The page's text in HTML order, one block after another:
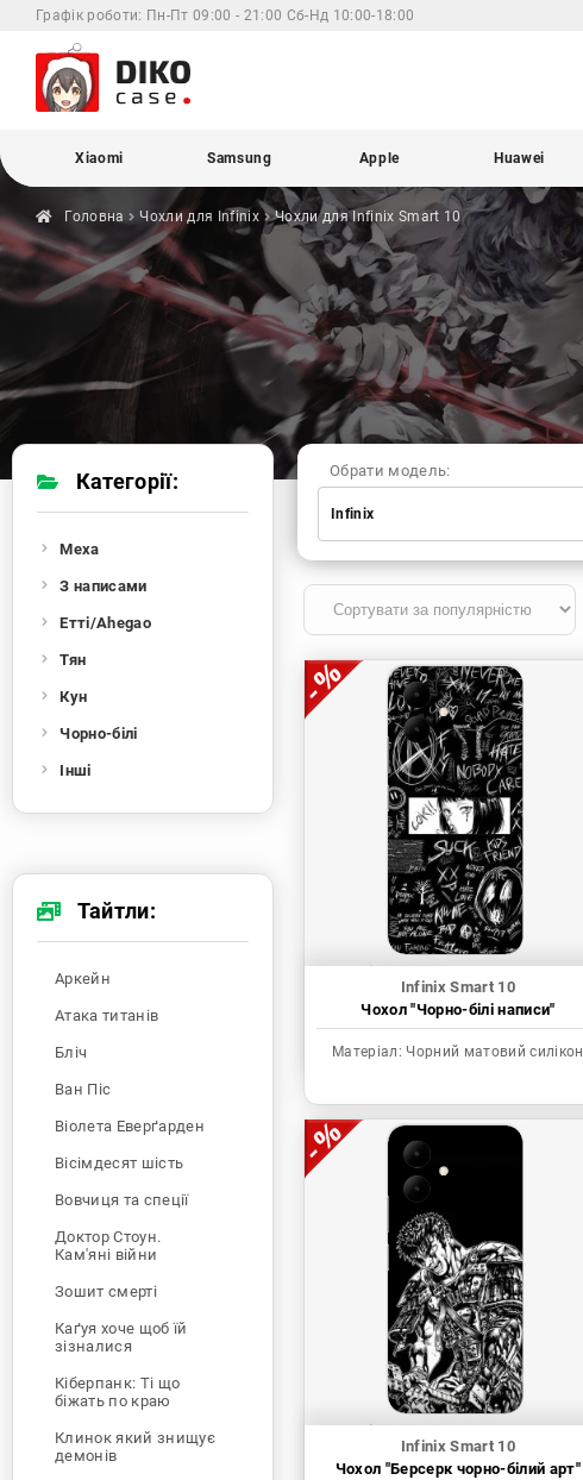
Графік роботи: Пн-Пт 09:00 - 21:00 Сб-Нд 10:00-18:00
Xiaomi Samsung Apple Huawei
Головна Чохли для Infinix Чохли для InfinixSmart 10
Обрати модель:
Infinix
Samsung
Huawei
Realme
TECNO
OnePlus
Google
Infinix
Sony
Motorola
Infinix Smart 10
Чохол "Чорно-білі написи"
Матеріал: Чорний матовий силікон
Infinix Smart 10
Чохол "Берсерк чорно-білий арт"
Категорії:
Меха
З написами
Етті/Ahegao
Тян
Кун
Чорно-білі
Інші
Тайтли:
Аркейн
Атака титанів
Бліч
Ван Піс
Віолета Еверґарден
Вісімдесят шість
Вовчиця та спеції
Доктор Стоун.
Кам'яні війни
Зошит смерті
Каґуя хоче щоб їй
зізналися
Кіберпанк: Ті що
біжать по краю
Клинок який знищує
демонів